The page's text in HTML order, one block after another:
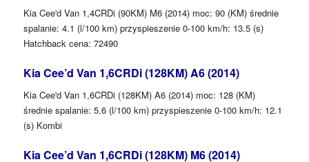
Kia Cee'd Van 1,4CRDi (90KM) M6 (2014) moc: 90 (KM) średnie
spalanie: 4.1 (l/100 km) przyspieszenie 0-100 km/h: 13.5 (s)
Hatchback cena: 72490
Kia Cee’d Van 1,6CRDi (128KM) A6 (2014)
Kia Cee'd Van 1,6CRDi (128KM) A6 (2014) moc: 128 (KM)
średnie spalanie: 5.6 (l/100 km) przyspieszenie 0-100 km/h: 12.1
(s) Kombi
Kia Cee’d Van 1,6CRDi (128KM) M6 (2014)